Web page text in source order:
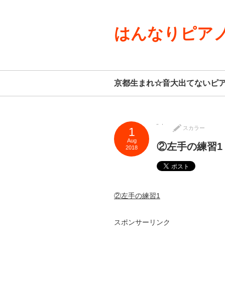
はんなりピア
京都生まれ☆音大出てないピ
1
Aug
2018
スカラー
②左手の練習1
②左手の練習1
スポンサーリンク